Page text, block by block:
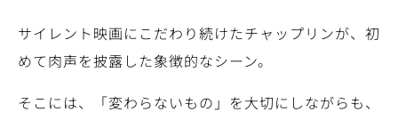
サイレント映画にこだわり続けたチャップリンが、初
めて肉声を披露した象徴的なシーン。
そこには、「変わらないもの」を大切にしながらも、